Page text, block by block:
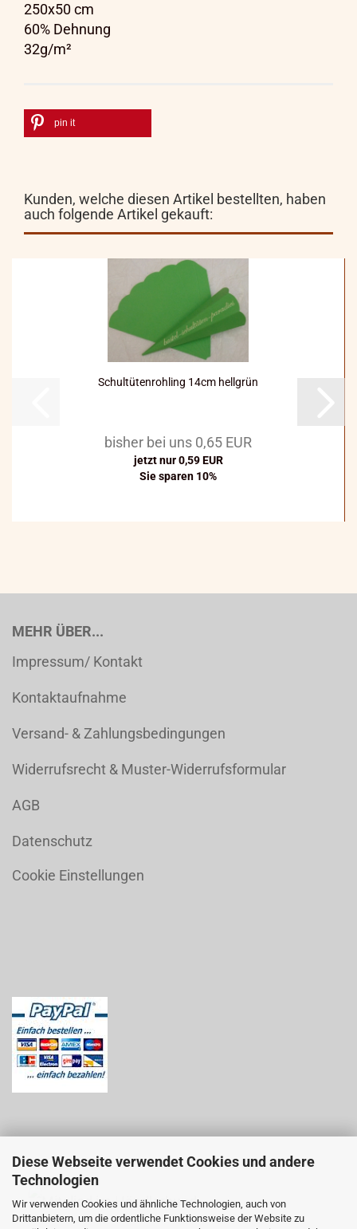
Diese Webseite verwendet Cookies und andere
Technologien
Wir verwenden Cookies und ähnliche Technologien, auch von
Drittanbietern, um die ordentliche Funktionsweise der Website zu
250x50 cm
60% Dehnung
32g/m²
pin it
Kunden, welche diesen Artikel bestellten, haben
auch folgende Artikel gekauft:
Schultütenrohling 14cm hellgrün
bisher bei uns 0,65 EUR
jetzt nur 0,59 EUR
Sie sparen 10%
MEHR ÜBER...
Impressum/ Kontakt
Kontaktaufnahme
Versand- & Zahlungsbedingungen
Widerrufsrecht & Muster-Widerrufsformular
AGB
Datenschutz
Cookie Einstellungen